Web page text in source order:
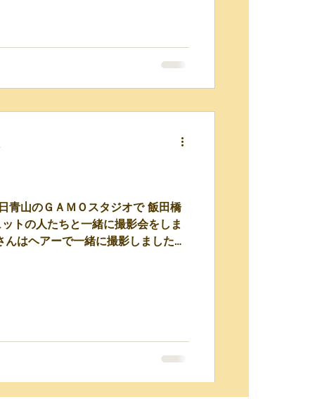
青山のＧＡＭＯスタジオで 飯田橋
トの人たちと一緒に撮影会をしま
はヘアーで一緒に撮影しました。